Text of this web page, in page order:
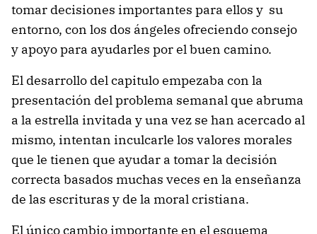
tomar decisiones importantes para ellos y su
entorno, con los dos ángeles ofreciendo consejo
y apoyo para ayudarles por el buen camino.
El desarrollo del capitulo empezaba con la
presentación del problema semanal que abruma
a la estrella invitada y una vez se han acercado al
mismo, intentan inculcarle los valores morales
que le tienen que ayudar a tomar la decisión
correcta basados muchas veces en la enseñanza
de las escrituras y de la moral cristiana.
El único cambio importante en el esquema